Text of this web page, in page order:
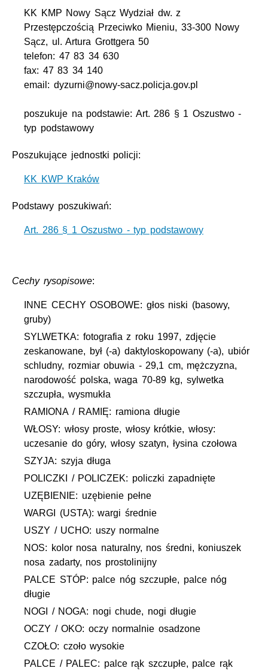
KK KMP Nowy Sącz Wydział dw. z
Przestępczością Przeciwko Mieniu, 33-300 Nowy
Sącz, ul. Artura Grottgera 50
telefon: 47 83 34 630
fax: 47 83 34 140
email: dyzurni@nowy-sacz.policja.gov.pl
poszukuje na podstawie: Art. 286 § 1 Oszustwo -
typ podstawowy
Poszukujące jednostki policji:
KK KWP Kraków
Podstawy poszukiwań:
Art. 286 § 1 Oszustwo - typ podstawowy
Cechy rysopisowe:
INNE CECHY OSOBOWE: głos niski (basowy,
gruby)
SYLWETKA: fotografia z roku 1997, zdjęcie
zeskanowane, był (-a) daktyloskopowany (-a), ubiór
schludny, rozmiar obuwia - 29,1 cm, mężczyzna,
narodowość polska, waga 70-89 kg, sylwetka
szczupła, wysmukła
RAMIONA / RAMIĘ: ramiona długie
WŁOSY: włosy proste, włosy krótkie, włosy:
uczesanie do góry, włosy szatyn, łysina czołowa
SZYJA: szyja długa
POLICZKI / POLICZEK: policzki zapadnięte
UZĘBIENIE: uzębienie pełne
WARGI (USTA): wargi średnie
USZY / UCHO: uszy normalne
NOS: kolor nosa naturalny, nos średni, koniuszek
nosa zadarty, nos prostolinijny
PALCE STÓP: palce nóg szczupłe, palce nóg
długie
NOGI / NOGA: nogi chude, nogi długie
OCZY / OKO: oczy normalnie osadzone
CZOŁO: czoło wysokie
PALCE / PALEC: palce rąk szczupłe, palce rąk